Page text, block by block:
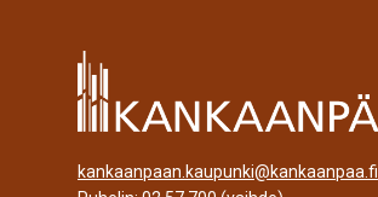
kankaanpaan.kaupunki@kankaanpaa.fi